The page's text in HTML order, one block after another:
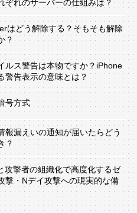
ぞれのサーバーの仕組みは？
はどう解除する？そもそも解除
？
ルス警告は本物ですか？iPhone
警告表示の意味とは？
号方式
報漏えいの通知が届いたらどう
？
攻撃者の組織化で高度化するゼ
撃・Nデイ攻撃への現実的な備